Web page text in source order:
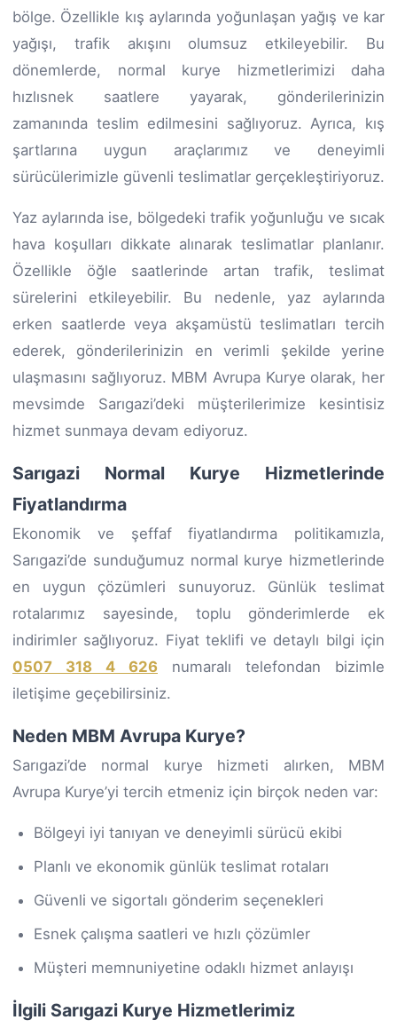
bölge. Özellikle kış aylarında yoğunlaşan yağış ve kar
yağışı, trafik akışını olumsuz etkileyebilir. Bu
dönemlerde, normal kurye hizmetlerimizi daha
hızlısnek saatlere yayarak, gönderilerinizin
zamanında teslim edilmesini sağlıyoruz. Ayrıca, kış
şartlarına uygun araçlarımız ve deneyimli
sürücülerimizle güvenli teslimatlar gerçekleştiriyoruz.
Yaz aylarında ise, bölgedeki trafik yoğunluğu ve sıcak
hava koşulları dikkate alınarak teslimatlar planlanır.
Özellikle öğle saatlerinde artan trafik, teslimat
sürelerini etkileyebilir. Bu nedenle, yaz aylarında
erken saatlerde veya akşamüstü teslimatları tercih
ederek, gönderilerinizin en verimli şekilde yerine
ulaşmasını sağlıyoruz. MBM Avrupa Kurye olarak, her
mevsimde Sarıgazi’deki müşterilerimize kesintisiz
hizmet sunmaya devam ediyoruz.
Sarıgazi Normal Kurye Hizmetlerinde
Fiyatlandırma
Ekonomik ve şeffaf fiyatlandırma politikamızla,
Sarıgazi’de sunduğumuz normal kurye hizmetlerinde
en uygun çözümleri sunuyoruz. Günlük teslimat
rotalarımız sayesinde, toplu gönderimlerde ek
indirimler sağlıyoruz. Fiyat teklifi ve detaylı bilgi için
0507 318 4 626 numaralı telefondan bizimle
iletişime geçebilirsiniz.
Neden MBM Avrupa Kurye?
Sarıgazi’de normal kurye hizmeti alırken, MBM
Avrupa Kurye’yi tercih etmeniz için birçok neden var:
Bölgeyi iyi tanıyan ve deneyimli sürücü ekibi
Planlı ve ekonomik günlük teslimat rotaları
Güvenli ve sigortalı gönderim seçenekleri
Esnek çalışma saatleri ve hızlı çözümler
Müşteri memnuniyetine odaklı hizmet anlayışı
İlgili Sarıgazi Kurye Hizmetlerimiz